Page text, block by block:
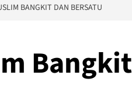
BANGKIT DAN BERSATU